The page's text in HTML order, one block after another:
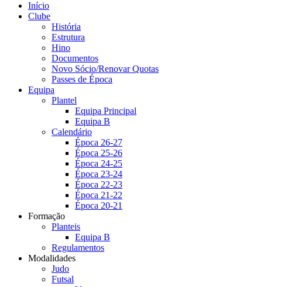
Início
Clube
História
Estrutura
Hino
Documentos
Novo Sócio/Renovar Quotas
Passes de Época
Equipa
Plantel
Equipa Principal
Equipa B
Calendário
Época 26-27
Época 25-26
Época 24-25
Época 23-24
Época 22-23
Época 21-22
Época 20-21
Formação
Planteis
Equipa B
Regulamentos
Modalidades
Judo
Futsal